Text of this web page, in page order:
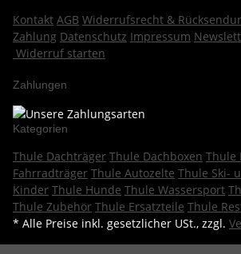
Kontakt AGB Widerrufsrecht &
Zahlung Datenschutz Impressum
Widerruf starten
Zahlungen
Kategorien
Thule Dachträger Thule Dachboxen Thule
Fahrradträger Thule Autozelte Thule Ski-
Kinder Thule Hunde Thule Wassersport
Thule Zubehör Thule Ersatzteile Thule
* Alle Preise inkl. gesetzlicher USt., zzgl.